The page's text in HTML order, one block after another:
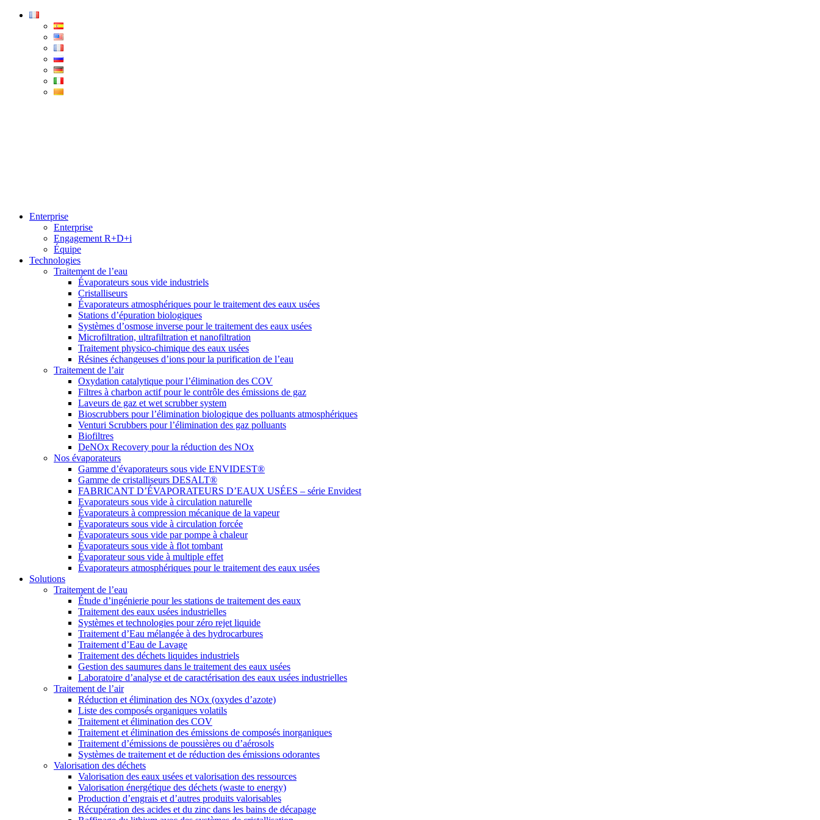
Condorchem
Enterprise
Enterprise
Engagement R+D+i
Équipe
Technologies
Traitement de l’eau
Évaporateurs sous vide industriels
Cristalliseurs
Évaporateurs atmosphériques pour le traitement des eaux usées
Stations d’épuration biologiques
Systèmes d’osmose inverse pour le traitement des eaux usées
Microfiltration, ultrafiltration et nanofiltration
Traitement physico-chimique des eaux usées
Résines échangeuses d’ions pour la purification de l’eau
Traitement de l’air
Oxydation catalytique pour l’élimination des COV
Filtres à charbon actif pour le contrôle des émissions de gaz
Laveurs de gaz et wet scrubber system
Bioscrubbers pour l’élimination biologique des polluants atmosphériques
Venturi Scrubbers pour l’élimination des gaz polluants
Biofiltres
DeNOx Recovery pour la réduction des NOx
Nos évaporateurs
Gamme d’évaporateurs sous vide ENVIDEST®
Gamme de cristalliseurs DESALT®
FABRICANT D’ÉVAPORATEURS D’EAUX USÉES – série Envidest
Evaporateurs sous vide à circulation naturelle
Évaporateurs à compression mécanique de la vapeur
Évaporateurs sous vide à circulation forcée
Évaporateurs sous vide par pompe à chaleur
Évaporateurs sous vide à flot tombant
Évaporateur sous vide à multiple effet
Évaporateurs atmosphériques pour le traitement des eaux usées
Solutions
Traitement de l’eau
Étude d’ingénierie pour les stations de traitement des eaux
Traitement des eaux usées industrielles
Systèmes et technologies pour zéro rejet liquide
Traitement d’Eau mélangée à des hydrocarbures
Traitement d’Eau de Lavage
Traitement des déchets liquides industriels
Gestion des saumures dans le traitement des eaux usées
Laboratoire d’analyse et de caractérisation des eaux usées industrielles
Traitement de l’air
Réduction et élimination des NOx (oxydes d’azote)
Liste des composés organiques volatils
Traitement et élimination des COV
Traitement et élimination des émissions de composés inorganiques
Traitement d’émissions de poussières ou d’aérosols
Systèmes de traitement et de réduction des émissions odorantes
Valorisation des déchets
Valorisation des eaux usées et valorisation des ressources
Valorisation énergétique des déchets (waste to energy)
Production d’engrais et d’autres produits valorisables
Récupération des acides et du zinc dans les bains de décapage